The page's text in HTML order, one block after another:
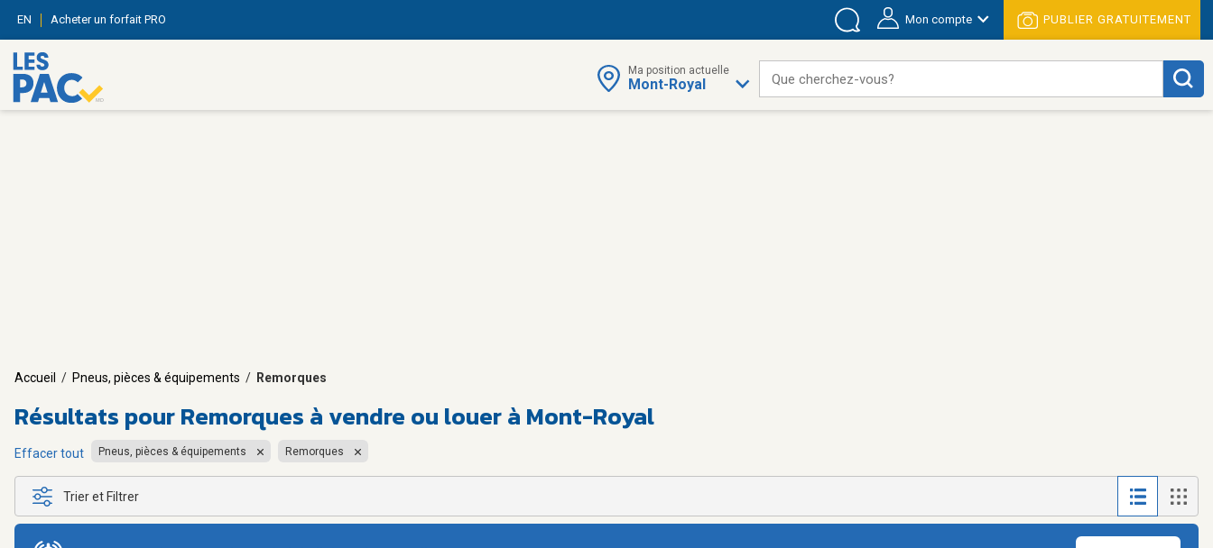
EN Acheter un forfait PRO Mon compte PUBLIER GRATUITEMENT
Ma position actuelle
Mont-Royal Que cherchez-vous?
Accueil / Pneus, pièces & équipements / Remorques
Résultats pourRemorques à vendre ou louer à Mont-Royal
Effacer tout Pneus, pièces & équipements Remorques
Trier et Filtrer